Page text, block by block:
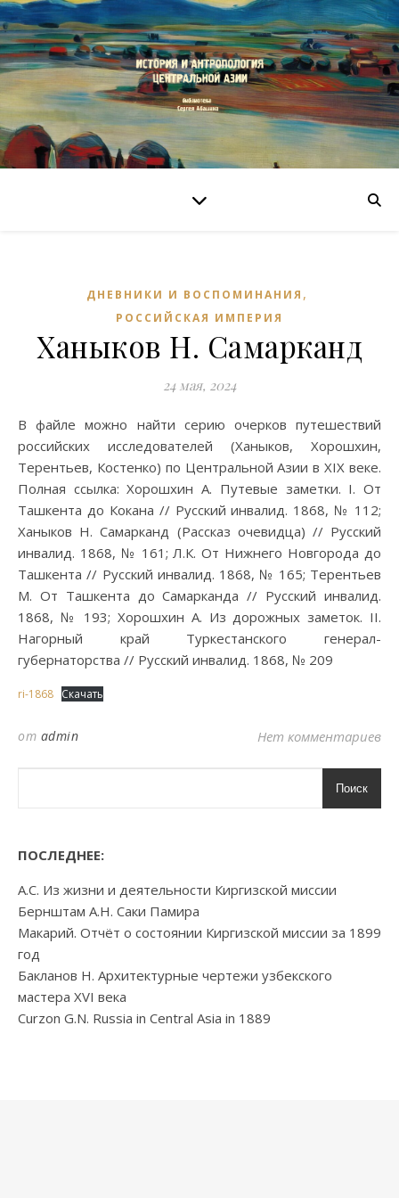
ДНЕВНИКИ И ВОСПОМИНАНИЯ ,
РОССИЙСКАЯ ИМПЕРИЯ
Ханыков Н. Самарканд
24 мая, 2024
В файле можно найти серию очерков путешествий
российских исследователей (Ханыков, Хорошхин,
Терентьев, Костенко) по Центральной Азии в XIX веке.
Полная ссылка: Хорошхин А. Путевые заметки. I. От
Ташкента до Кокана // Русский инвалид. 1868, № 112;
Ханыков Н. Самарканд (Рассказ очевидца) // Русский
инвалид. 1868, № 161; Л.К. От Нижнего Новгорода до
Ташкента // Русский инвалид. 1868, № 165; Терентьев
М. От Ташкента до Самарканда // Русский инвалид.
1868, № 193; Хорошхин А. Из дорожных заметок. II.
Нагорный край Туркестанского генерал-
губернаторства // Русский инвалид. 1868, № 209
ri-1868 Скачать
от admin Нет комментариев
Поиск
ПОСЛЕДНЕЕ:
А.С. Из жизни и деятельности Киргизской миссии
Бернштам А.Н. Саки Памира
Макарий. Отчёт о состоянии Киргизской миссии за 1899
год
Бакланов Н. Архитектурные чертежи узбекского
мастера XVI века
Curzon G.N. Russia in Central Asia in 1889